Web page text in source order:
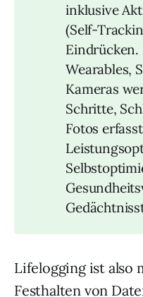
inklusive
(Self-
Wearables,
Kameras
Schritte,
Fotos
Lifelogging ist also
Festhalten von